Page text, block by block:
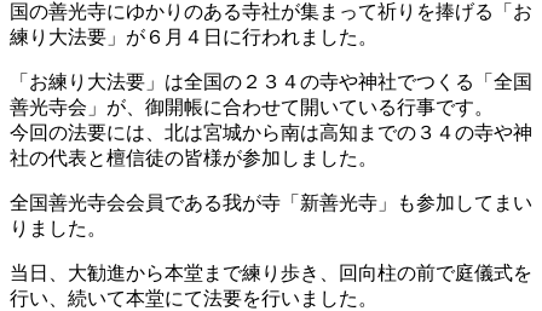
国の善光寺にゆかりのある寺社が集まって祈りを捧げる「お
練り大法要」が６月４日に行われました。
「お練り大法要」は全国の２３４の寺や神社でつくる「全国
善光寺会」が、御開帳に合わせて開いている行事です。
今回の法要には、北は宮城から南は高知までの３４の寺や神
社の代表と檀信徒の皆様が参加しました。
全国善光寺会会員である我が寺「新善光寺」も参加してまい
りました。
当日、大勧進から本堂まで練り歩き、回向柱の前で庭儀式を
行い、続いて本堂にて法要を行いました。